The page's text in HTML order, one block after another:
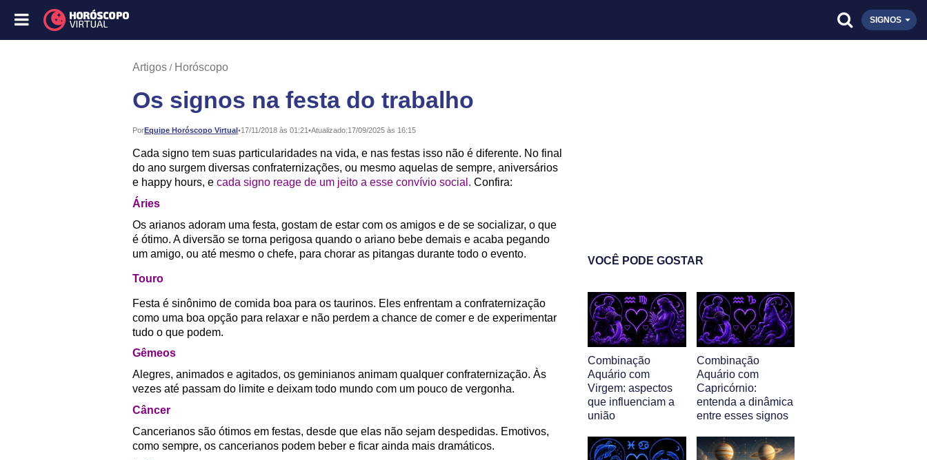
SIGNOS
Artigos Horóscopo
Os signos na festa do trabalho
PorEquipe Horóscopo Virtual•
Publicado: 17/11/2018 às 01:21•Atualizado:17/09/2025 às 16:15
Cada signo tem suas particularidades na vida, e nas festas isso não é diferente. No final
do ano surgem diversas confraternizações, ou mesmo aquelas de sempre, aniversários
e happy hours, e cada signo reage de um jeito a esse convívio social. Confira:
Áries
Os arianos adoram uma festa, gostam de estar com os amigos e de se socializar, o que
é ótimo. A diversão se torna perigosa quando o ariano bebe demais e acaba pegando
um amigo, ou até mesmo o chefe, para chorar as pitangas durante todo o evento.
Touro
Festa é sinônimo de comida boa para os taurinos. Eles enfrentam a confraternização
como uma boa opção para relaxar e não perdem a chance de comer e de experimentar
tudo o que podem.
Gêmeos
Alegres, animados e agitados, os geminianos animam qualquer confraternização. Às
vezes até passam do limite e deixam todo mundo com um pouco de vergonha.
Câncer
Cancerianos são ótimos em festas, desde que elas não sejam despedidas. Emotivos,
como sempre, os cancerianos podem beber e ficar ainda mais dramáticos.
VOCÊ PODE GOSTAR
Combinação
Aquário com
Virgem: aspectos
que influenciam a
união
Combinação
Aquário com
Capricórnio:
entenda a dinâmica
entre esses signos